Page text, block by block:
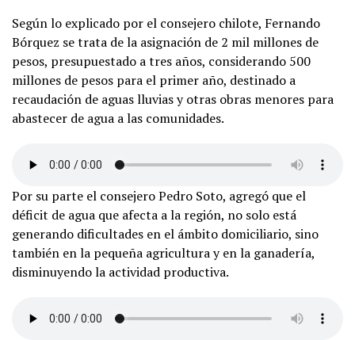
Según lo explicado por el consejero chilote, Fernando
Bórquez se trata de la asignación de 2 mil millones de
pesos, presupuestado a tres años, considerando 500
millones de pesos para el primer año, destinado a
recaudación de aguas lluvias y otras obras menores para
abastecer de agua a las comunidades.
Por su parte el consejero Pedro Soto, agregó que el
déficit de agua que afecta a la región, no solo está
generando dificultades en el ámbito domiciliario, sino
también en la pequeña agricultura y en la ganadería,
disminuyendo la actividad productiva.